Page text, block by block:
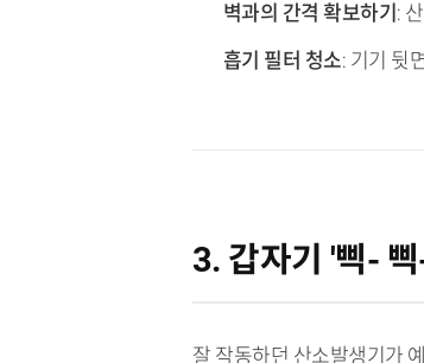
벽과의 간격 확보하기 :
흡기 필터 청소: 기기 뒷
3. 갑자기 '삑-
잘 작동하던 산소발생기가